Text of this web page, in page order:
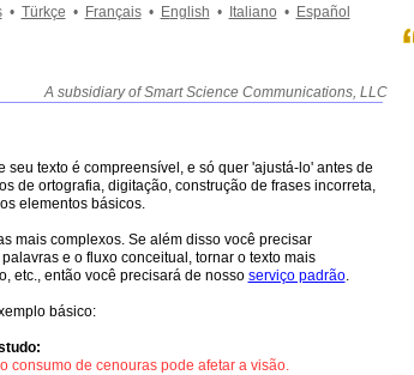
seu texto é compreensível, e só quer 'ajustá-lo' antes de
de ortografia, digitação, construção de frases incorreta,
elementos básicos.
mais complexos. Se além disso você precisar
e o fluxo conceitual, tornar o texto mais
etc., então você precisará de nosso serviço padrão.
básico:
consumo de cenouras pode afetar a visão.
A subsidiary of Smart Science Communications, LLC
• Türkçe • Français• English • Italiano • Español